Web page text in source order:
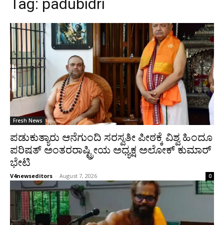
Tag: padubidri
Fresh News
ಪಡುಕುತ್ಯಾರು ಆನೆಗುಂದಿ ಸರಸ್ವತೀ ಪೀಠಕ್ಕೆ ವಿಶ್ವ ಹಿಂದೂ
ಪರಿಷತ್ ಅಂತರರಾಷ್ಟ್ರೀಯ ಅಧ್ಯಕ್ಷ ಅಲೋಕ್ ಕುಮಾರ್
ಭೇಟಿ
V4newseditors - August 7, 2026 0